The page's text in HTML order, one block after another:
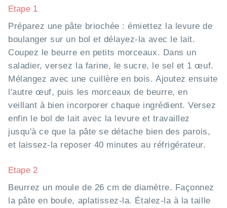
Etape 1
Préparez une pâte briochée : émiettez la levure de
boulanger sur un bol et délayez-la avec le lait.
Coupez le beurre en petits morceaux. Dans un
saladier, versez la farine, le sucre, le sel et 1 œuf.
Mélangez avec une cuillère en bois. Ajoutez ensuite
l'autre œuf, puis les morceaux de beurre, en
veillant à bien incorporer chaque ingrédient. Versez
enfin le bol de lait avec la levure et travaillez
jusqu'à ce que la pâte se détache bien des parois,
et laissez-la reposer 40 minutes au réfrigérateur.
Etape 2
Beurrez un moule de 26 cm de diamètre. Façonnez
la pâte en boule, aplatissez-la. Étalez-la à la taille